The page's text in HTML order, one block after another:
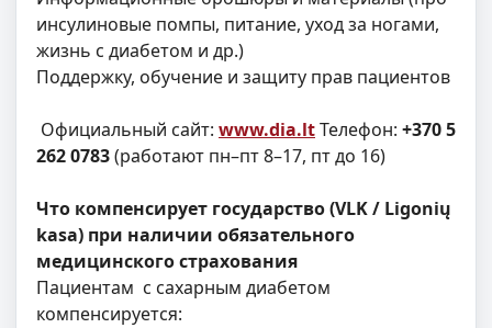
инсулиновые помпы, питание, уход за ногами,
жизнь с диабетом и др.)
Поддержку, обучение и защиту прав пациентов
Официальный сайт: www.dia.ltТелефон: +370 5
262 0783(работают пн–пт 8–17, пт до 16)
Что компенсирует государство (VLK / Ligonių
kasa) при наличии обязательного
медицинского страхования
Пациентам с сахарным диабетом
компенсируется: